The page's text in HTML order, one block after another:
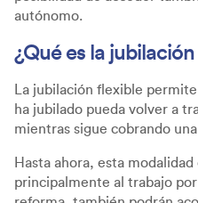
autónomo.
¿Qué es la
La jubilación flexible
ha jubilado pueda volver a
mientras sigue cobrando
Hasta ahora, esta
principalmente al trabajo